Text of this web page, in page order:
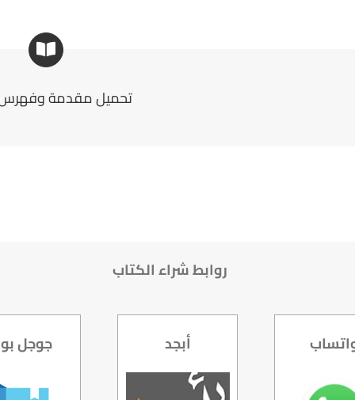
تحميل مقدمة وفهرس
روابط شراء الكتاب
أبجد جوجل